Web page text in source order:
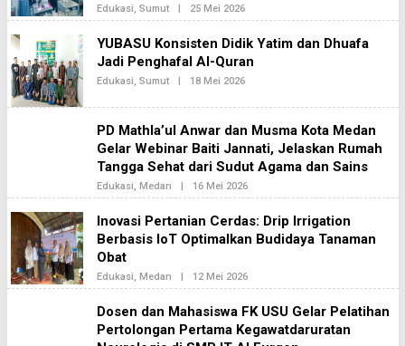
N
E
A
2
Edukasi, Sumut | 25 Mei 2026O
L
H
B
I
E
A
2
YUBASU Konsisten Didik Yatim dan Dhuafa
Jadi Penghafal Al-Quran
Edukasi, Sumut | 18 Mei 2026O
E
B
H
I
N
E
K
2
PD Mathla’ul Anwar dan Musma Kota Medan
Gelar Webinar Baiti Jannati, Jelaskan Rumah
Tangga Sehat dari Sudut Agama dan Sains
Edukasi, Medan | 16 Mei 2026O
L
H
B
N
E
A
2
Inovasi Pertanian Cerdas: Drip Irrigation
Berbasis IoT Optimalkan Budidaya Tanaman
Obat
Edukasi, Medan | 12 Mei 2026O
L
H
B
H
Dosen dan Mahasiswa FK USU Gelar Pelatihan
Pertolongan Pertama Kegawatdaruratan